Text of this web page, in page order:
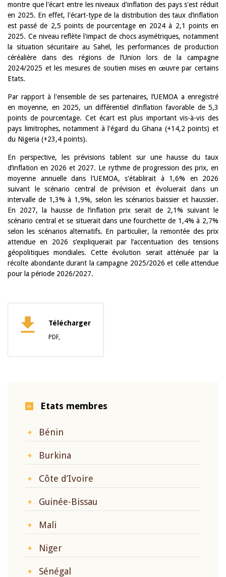
montre que l'écart entre les niveaux d'inflation des pays s'est réduit
en 2025. En effet, l'écart-type de la distribution des taux d’inflation
est passé de 2,5 points de pourcentage en 2024 à 2,1 points en
2025. Ce niveau reflète l'impact de chocs asymétriques, notamment
la situation sécuritaire au Sahel, les performances de production
céréalière dans des régions de l’Union lors de la campagne
2024/2025 et les mesures de soutien mises en œuvre par certains
Etats.
Par rapport à l'ensemble de ses partenaires, l’UEMOA a enregistré
en moyenne, en 2025, un différentiel d’inflation favorable de 5,3
points de pourcentage. Cet écart est plus important vis-à-vis des
pays limitrophes, notamment à l'égard du Ghana (+14,2 points) et
du Nigeria (+23,4 points).
En perspective, les prévisions tablent sur une hausse du taux
d’inflation en 2026 et 2027. Le rythme de progression des prix, en
moyenne annuelle dans l'UEMOA, s'établirait à 1,6% en 2026
suivant le scénario central de prévision et évoluerait dans un
intervalle de 1,3% à 1,9%, selon les scénarios baissier et haussier.
En 2027, la hausse de l’inflation prix serait de 2,1% suivant le
scénario central et se situerait dans une fourchette de 1,4% à 2,7%
selon les scénarios alternatifs. En particulier, la remontée des prix
attendue en 2026 s’expliquerait par l’accentuation des tensions
géopolitiques mondiales. Cette évolution serait atténuée par la
récolte abondante durant la campagne 2025/2026 et celle attendue
pour la période 2026/2027.
Télécharger
PDF,
Etats membres
Bénin
Burkina
Côte d’Ivoire
Guinée-Bissau
Mali
Niger
Sénégal